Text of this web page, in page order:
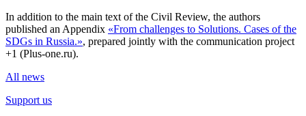
In addition to the main text of the Civil Review, the authors
published an Appendix «From challenges to Solutions. Cases of the
SDGs in Russia.», prepared jointly with the communication project
+1 (Plus-one.ru).
All news
Support us